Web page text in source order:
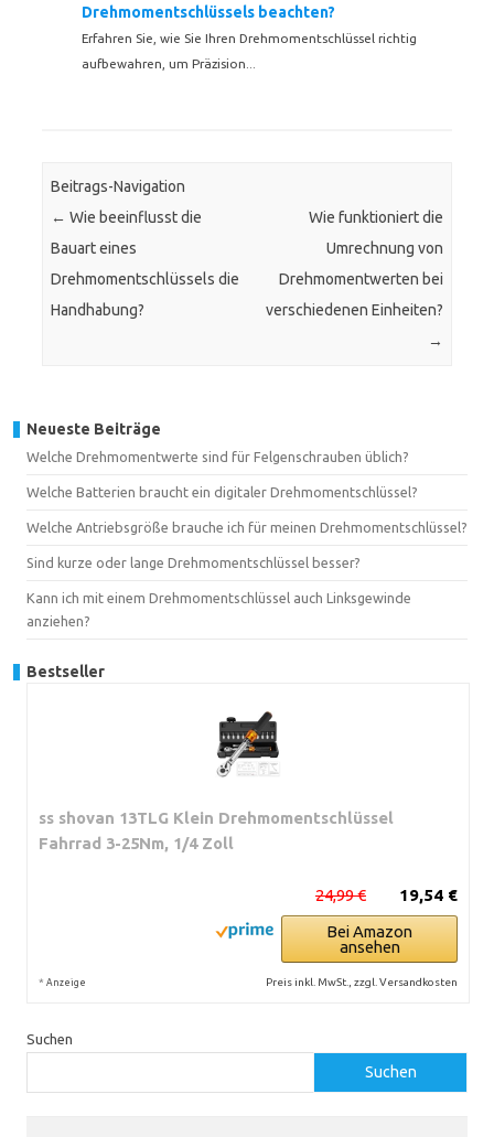
Drehmomentschlüssels beachten?
Erfahren Sie, wie Sie Ihren Drehmomentschlüssel richtig
aufbewahren, um Präzision...
Beitrags-Navigation
← Wie beeinflusst die
Bauart eines
Drehmomentschlüssels die
Handhabung?
Wie funktioniert die
Umrechnung von
Drehmomentwerten bei
verschiedenen Einheiten?
→
Neueste Beiträge
Welche Drehmomentwerte sind für Felgenschrauben üblich?
Welche Batterien braucht ein digitaler Drehmomentschlüssel?
Welche Antriebsgröße brauche ich für meinen Drehmomentschlüssel?
Sind kurze oder lange Drehmomentschlüssel besser?
Kann ich mit einem Drehmomentschlüssel auch Linksgewinde
anziehen?
Bestseller
ss shovan 13TLG Klein Drehmomentschlüssel
Fahrrad 3-25Nm, 1/4 Zoll
19,54 €
24,99 €
Bei Amazon
ansehen
* Anzeige Preis inkl. MwSt., zzgl. Versandkosten
Suchen
Suchen